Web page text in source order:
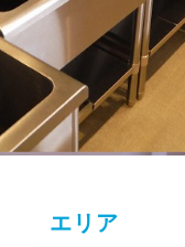
エリア